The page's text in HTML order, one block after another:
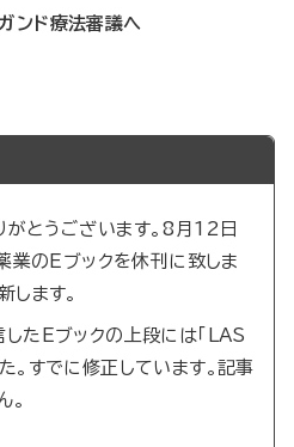
ンド療法審議へ
とうございます。8月12日
業のEブックを休刊に致しま
します。
たEブックの上段には「LAS
。すでに修正しています。記事
。